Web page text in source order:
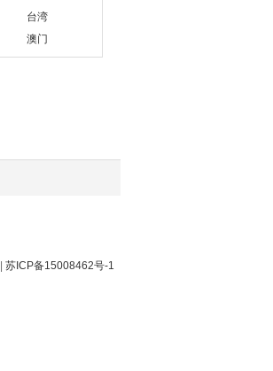
台湾
澳门
苏ICP备15008462号-1